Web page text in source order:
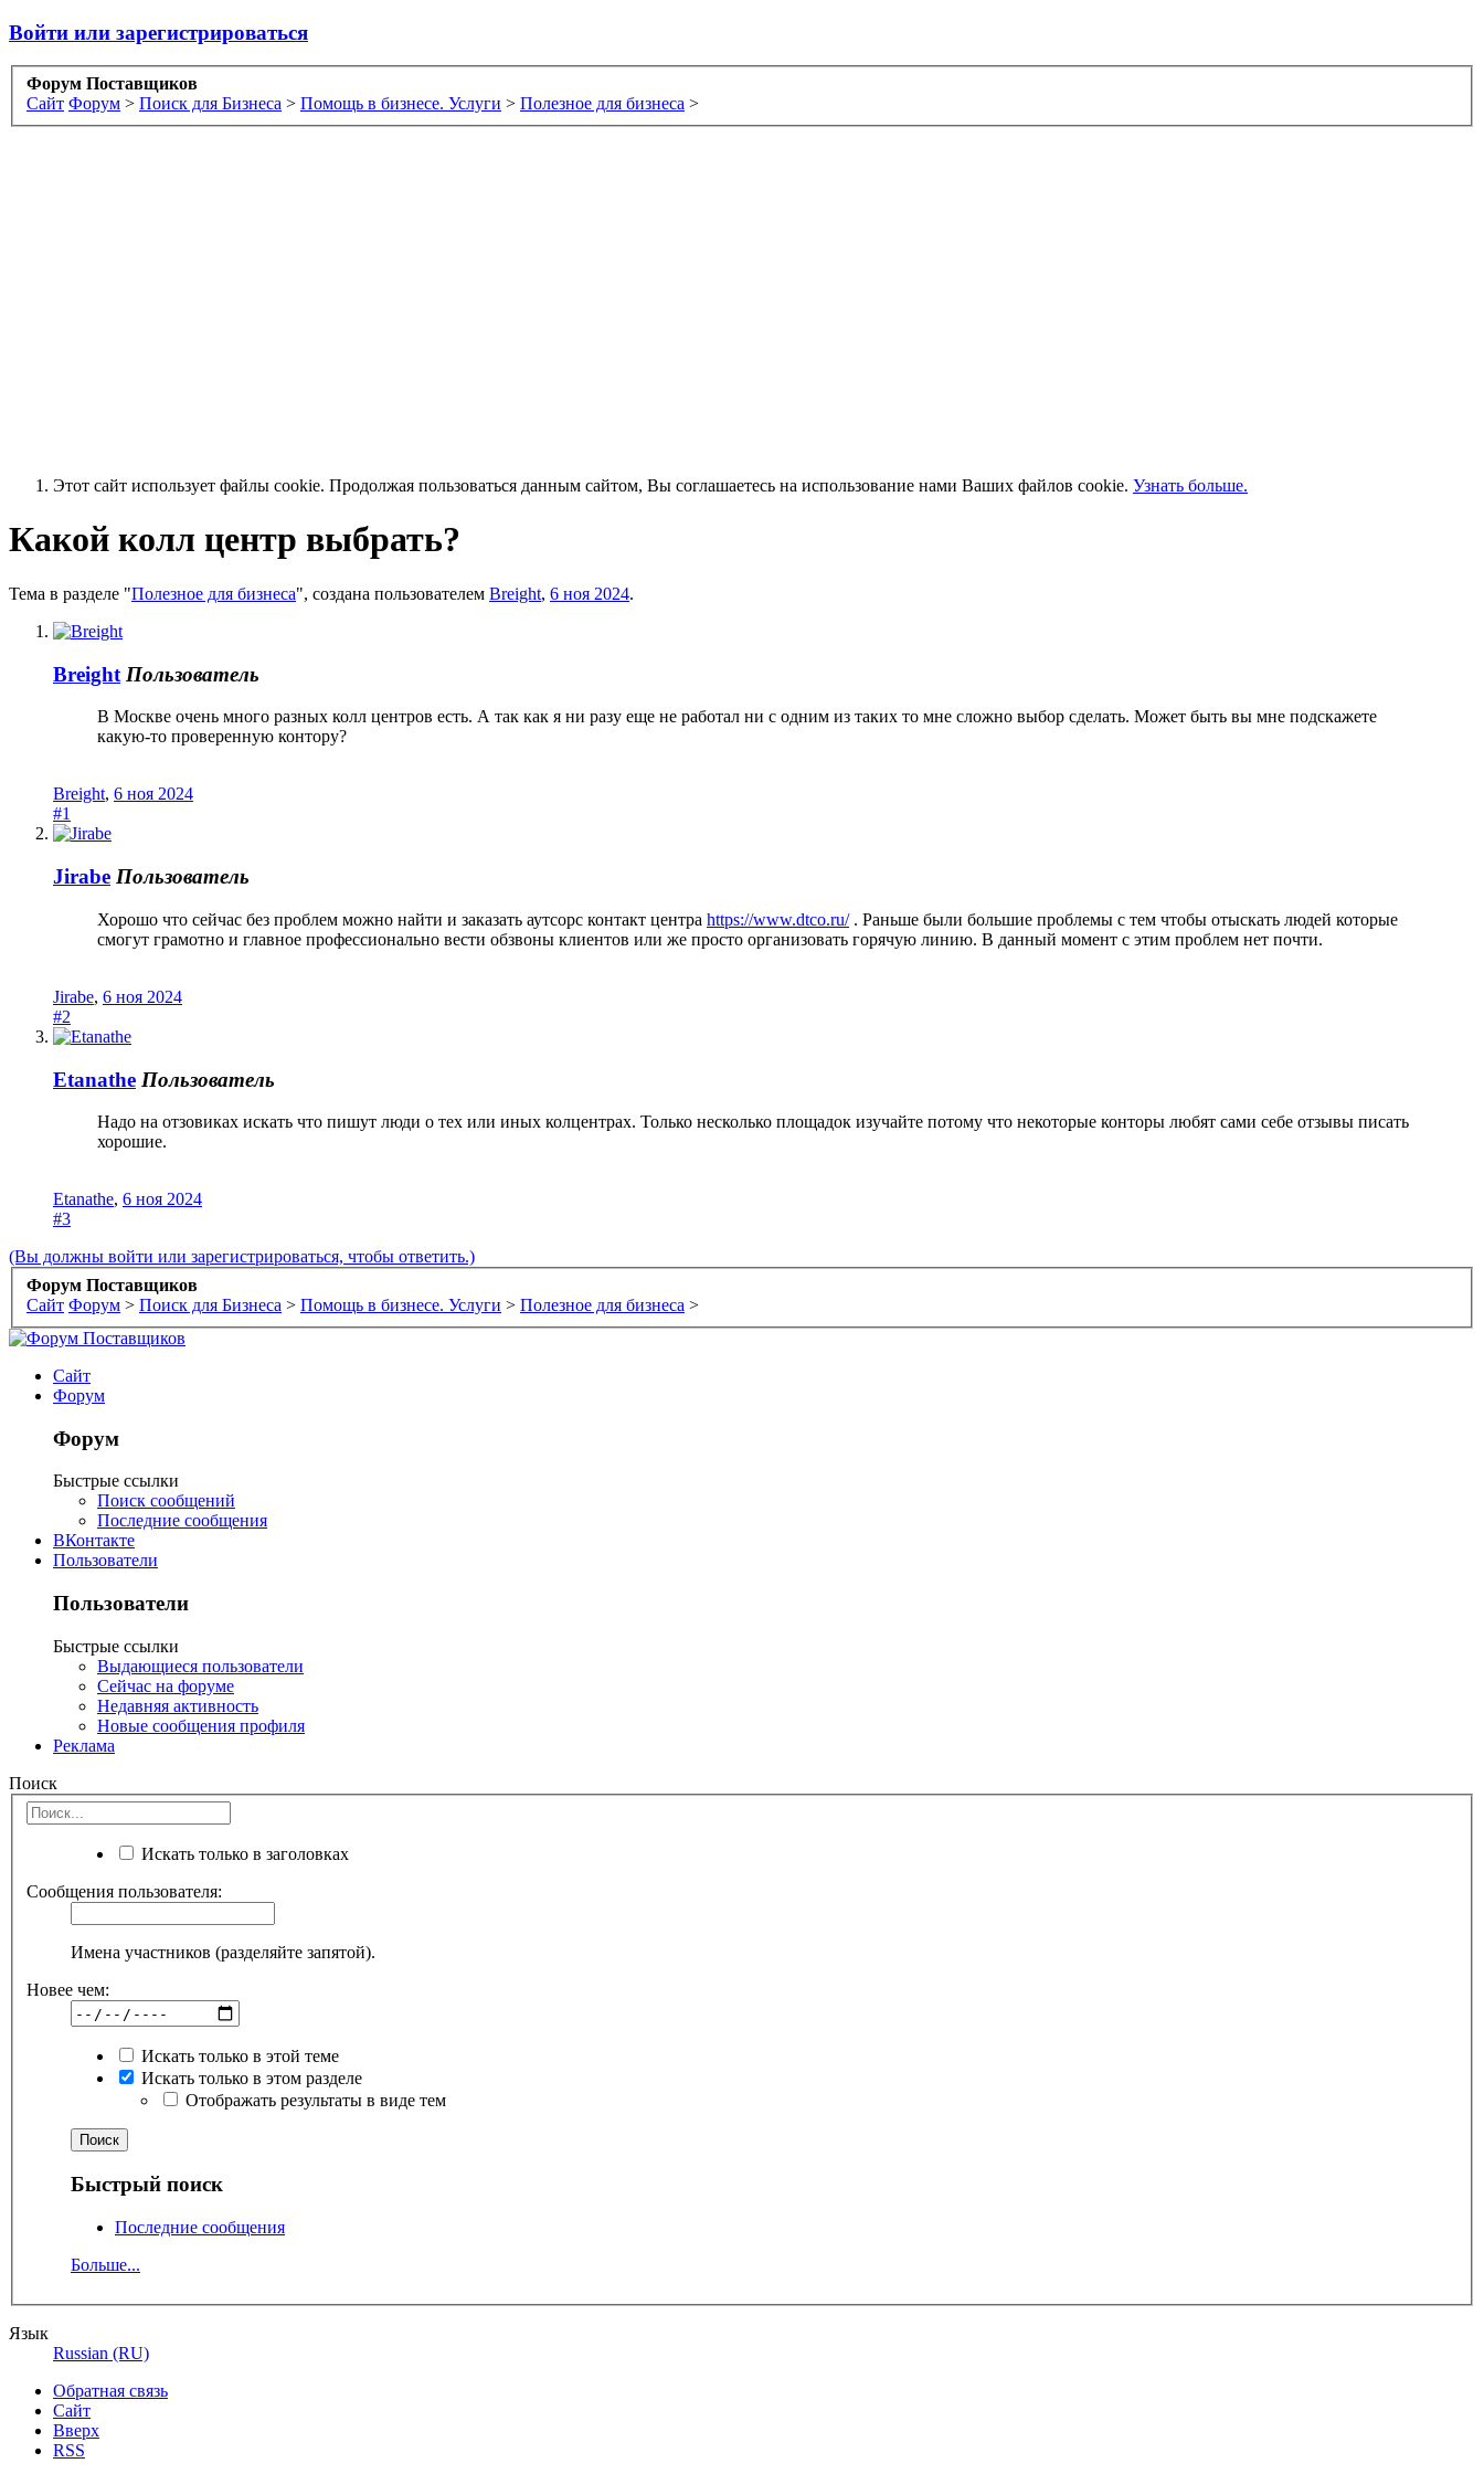
Войти или зарегистрироваться
Форум Поставщиков
Сайт Форум > Поиск для Бизнеса > Помощь в бизнесе. Услуги > Полезное для бизнеса >
Этот сайт использует файлы cookie. Продолжая пользоваться данным сайтом, Вы соглашаетесь на использование нами Ваших файлов cookie. Узнать больше.
Какой колл центр выбрать?
Тема в разделе "Полезное для бизнеса", создана пользователем Breight, 6 ноя 2024.
Breight Пользователь
В Москве очень много разных колл центров есть. А так как я ни разу еще не работал ни с одним из таких то мне сложно выбор сделать. Может быть вы мне подскажете
какую-то проверенную контору?
Breight, 6 ноя 2024
#1
Jirabe Пользователь
Хорошо что сейчас без проблем можно найти и заказать аутсорс контакт центра https://www.dtco.ru/. Раньше были большие проблемы с тем чтобы отыскать людей которые
смогут грамотно и главное профессионально вести обзвоны клиентов или же просто организовать горячую линию. В данный момент с этим проблем нет почти.
Jirabe, 6 ноя 2024
#2
Etanathe Пользователь
Надо на отзовиках искать что пишут люди о тех или иных колцентрах. Только несколько площадок изучайте потому что некоторые конторы любят сами себе отзывы писать
хорошие.
Etanathe, 6 ноя 2024
#3
(Вы должны войти или зарегистрироваться, чтобы ответить.)
Форум Поставщиков
Сайт Форум > Поиск для Бизнеса > Помощь в бизнесе. Услуги > Полезное для бизнеса >
Сайт
Форум
Форум
Быстрые ссылки
Поиск сообщений
Последние сообщения
ВКонтакте
Пользователи
Пользователи
Быстрые ссылки
Выдающиеся пользователи
Сейчас на форуме
Недавняя активность
Новые сообщения профиля
Реклама
Поиск
Искать только в заголовках
Сообщения пользователя:
Имена участников (разделяйте запятой).
Новее чем:
Искать только в этой теме
Искать только в этом разделе
Отображать результаты в виде тем
Быстрый поиск
Последние сообщения
Больше...
Язык
Russian (RU)
Обратная связь
Сайт
Вверх
RSS